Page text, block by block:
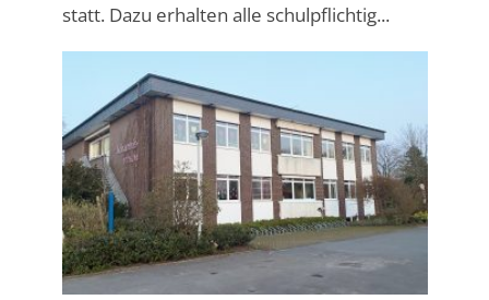
statt. Dazu erhalten alle schulpflichtig...